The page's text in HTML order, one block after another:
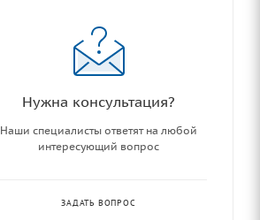
Нужна консультация?
Наши специалисты ответят на любой
интересующий вопрос
ЗАДАТЬ ВОПРОС